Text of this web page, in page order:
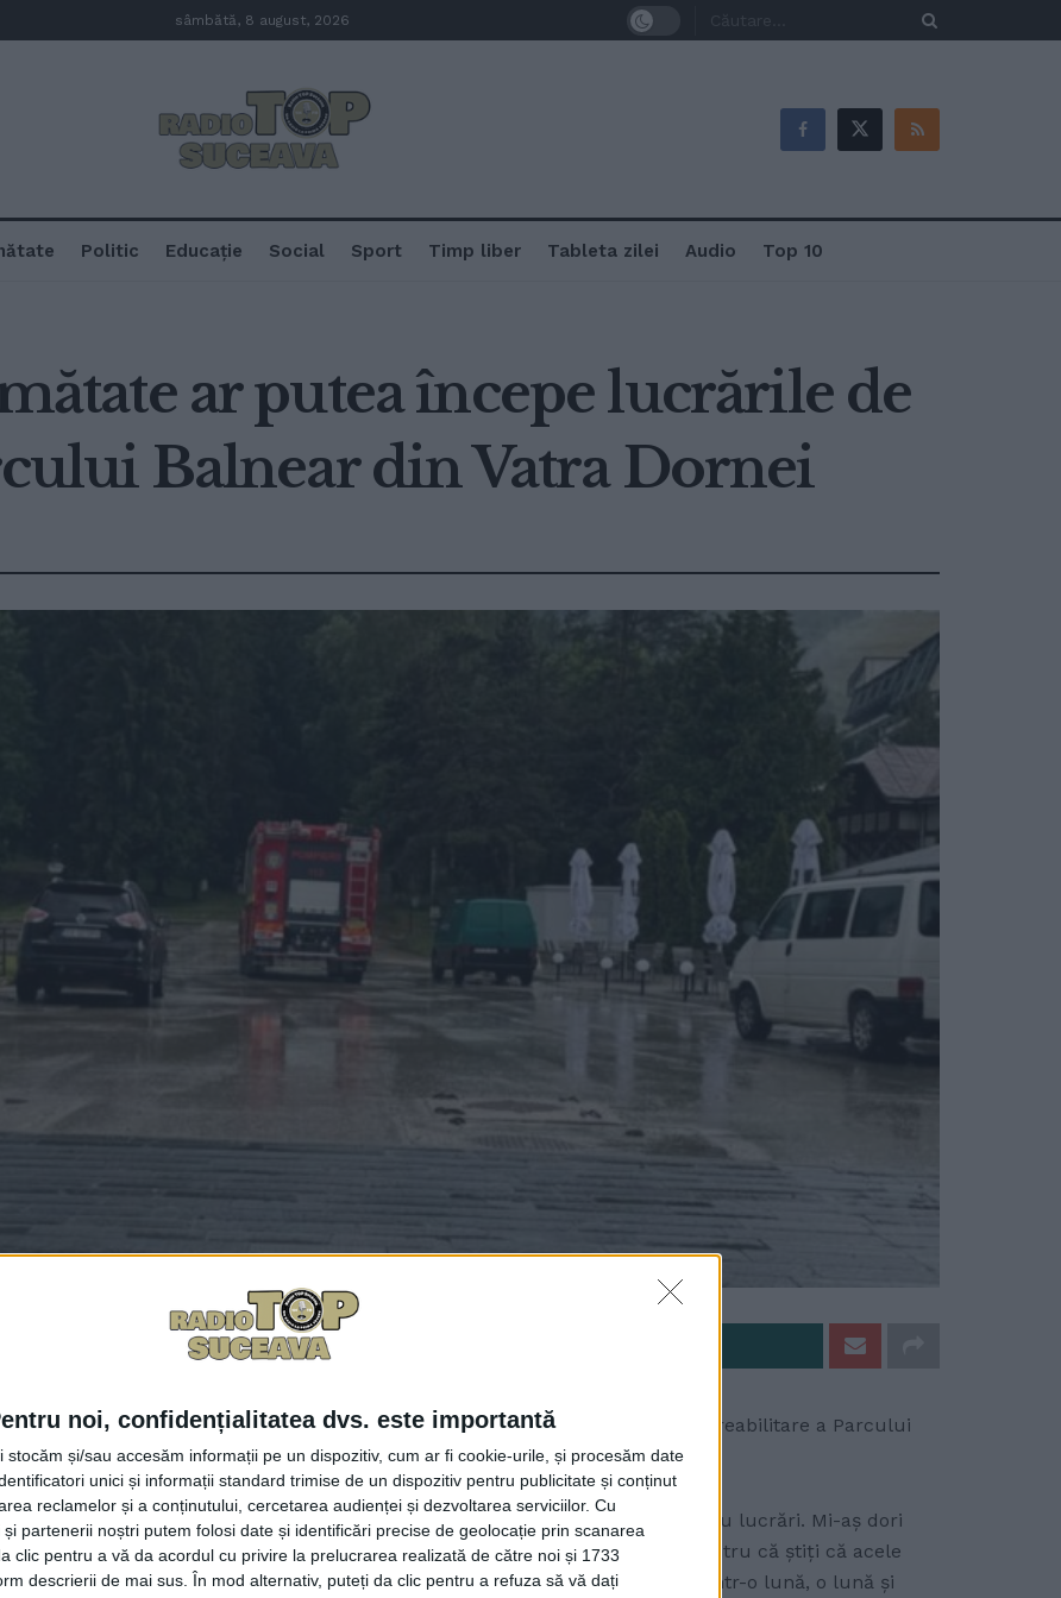
noi, confidențialitatea dvs. este importantă
stocăm și/sau accesăm informații pe un dispozitiv, cum ar fi cookie-urile, și procesăm date
unici și informații standard trimise de un dispozitiv pentru publicitate și conținut
reclamelor și a conținutului, cercetarea audienței și dezvoltarea serviciilor. Cu
partenerii noștri putem folosi date și identificări precise de geolocație prin scanarea
clic pentru a vă da acordul cu privire la prelucrarea realizată de către noi și 1733
descrierii de mai sus. În mod alternativ, puteți da clic pentru a refuza să vă dați
sâmbătă, 8 august, 2026
Politic Educație Social Sport Timp liber Tableta zilei Audio Top 10
ar putea începe lucrările de
Balnear din Vatra Dornei
Rîpan, speră ca în cel mult o lună și jumătate să înceapă lucrările de reabilitare a Parcului
de 7 milioane de euro.
Rîpan a declarat: ”Sîntem încă în procedură de licitație de achiziție pentru lucrări. Mi-aș dori
să vedem să meargă licitația fără probleme, să nu avem contestații, pentru că știți că acele
care poți să începi lucrările. Sperăm să nu fie și atunci eu zic că undeva într-o lună, o lună și